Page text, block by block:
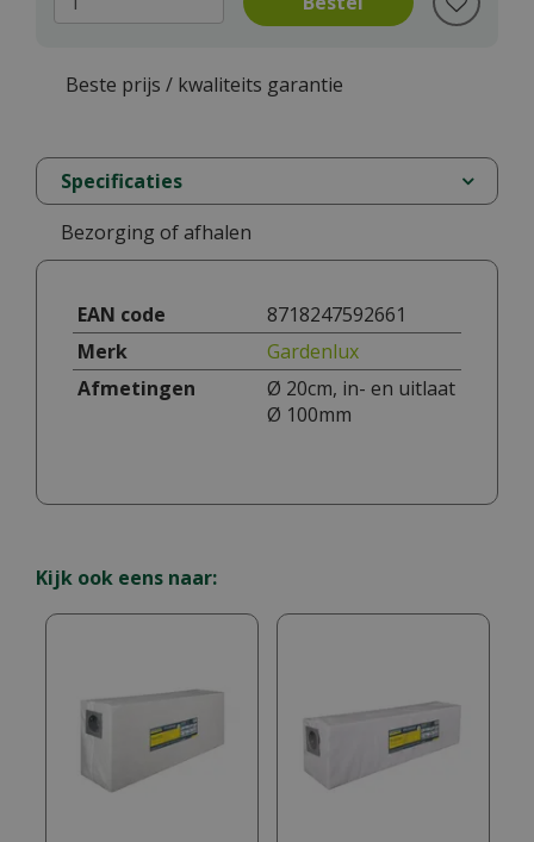
Beste prijs / kwaliteits garantie
Specificaties
Bezorging of afhalen
EAN code
8718247592661
Merk
Gardenlux
Afmetingen
Ø 20cm, in- en uitlaat
Ø 100mm
Kijk ook eens naar: